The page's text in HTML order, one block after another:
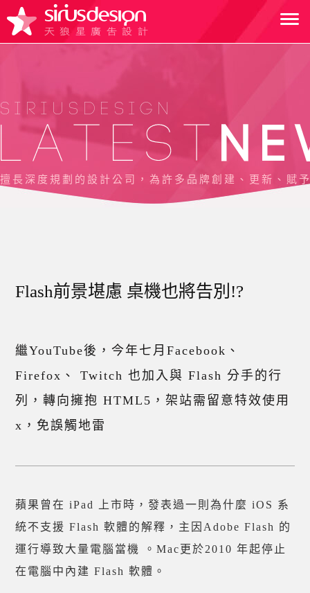
SIRIUSDESIGN
擅長深度規劃的設計公司，為許多品牌創建、更新、賦
Flash前景堪慮 桌機也將告別!?
繼YouTube後，今年七月Facebook、
Firefox、 Twitch 也加入與 Flash 分手的行
列，轉向擁抱 HTML5，架站需留意特效使用
x，免誤觸地雷
蘋果曾在 iPad 上市時，發表過一則為什麼 iOS 系
統不支援 Flash 軟體的解釋，主因Adobe Flash 的
運行導致大量電腦當機 。Mac更於2010 年起停止
在電腦中內建 Flash 軟體。